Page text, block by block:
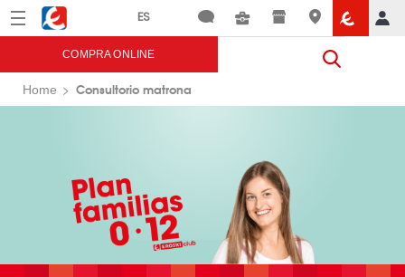
Menú Eroski
COMPRA ONLINE
Home Consultorio matrona